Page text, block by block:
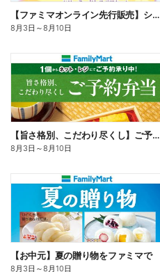
【ファミマオンライン先行販売】シルバニアファミリー
8月3日 ～8月10日
【旨さ格別、こだわり尽くし】ご予約弁当
8月3日 ～8月10日
【お中元】夏の贈り物をファミマで
8月3日 ～8月10日